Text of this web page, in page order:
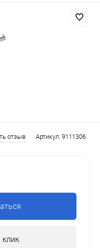
отзыв Артикул: 9111306
клик